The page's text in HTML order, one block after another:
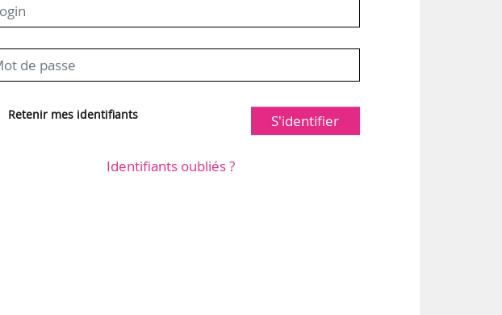
Retenir mes identifiants S'identifier
Identifiants oubliés ?